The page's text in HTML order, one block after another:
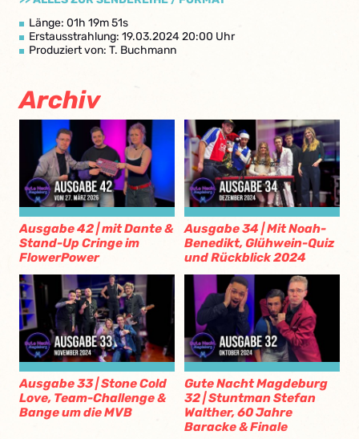
Länge: 01h 19m 51s
Erstausstrahlung: 19.03.2024 20:00 Uhr
Produziert von: T. Buchmann
Archiv
Ausgabe 42 | mit Dante &
Stand-Up Cringe im
FlowerPower
Ausgabe 34 | Mit Noah-
Benedikt, Glühwein-Quiz
und Rückblick 2024
Ausgabe 33 | Stone Cold
Love, Team-Challenge &
Bange um die MVB
Gute Nacht Magdeburg
32 | Stuntman Stefan
Walther, 60 Jahre
Baracke & Finale